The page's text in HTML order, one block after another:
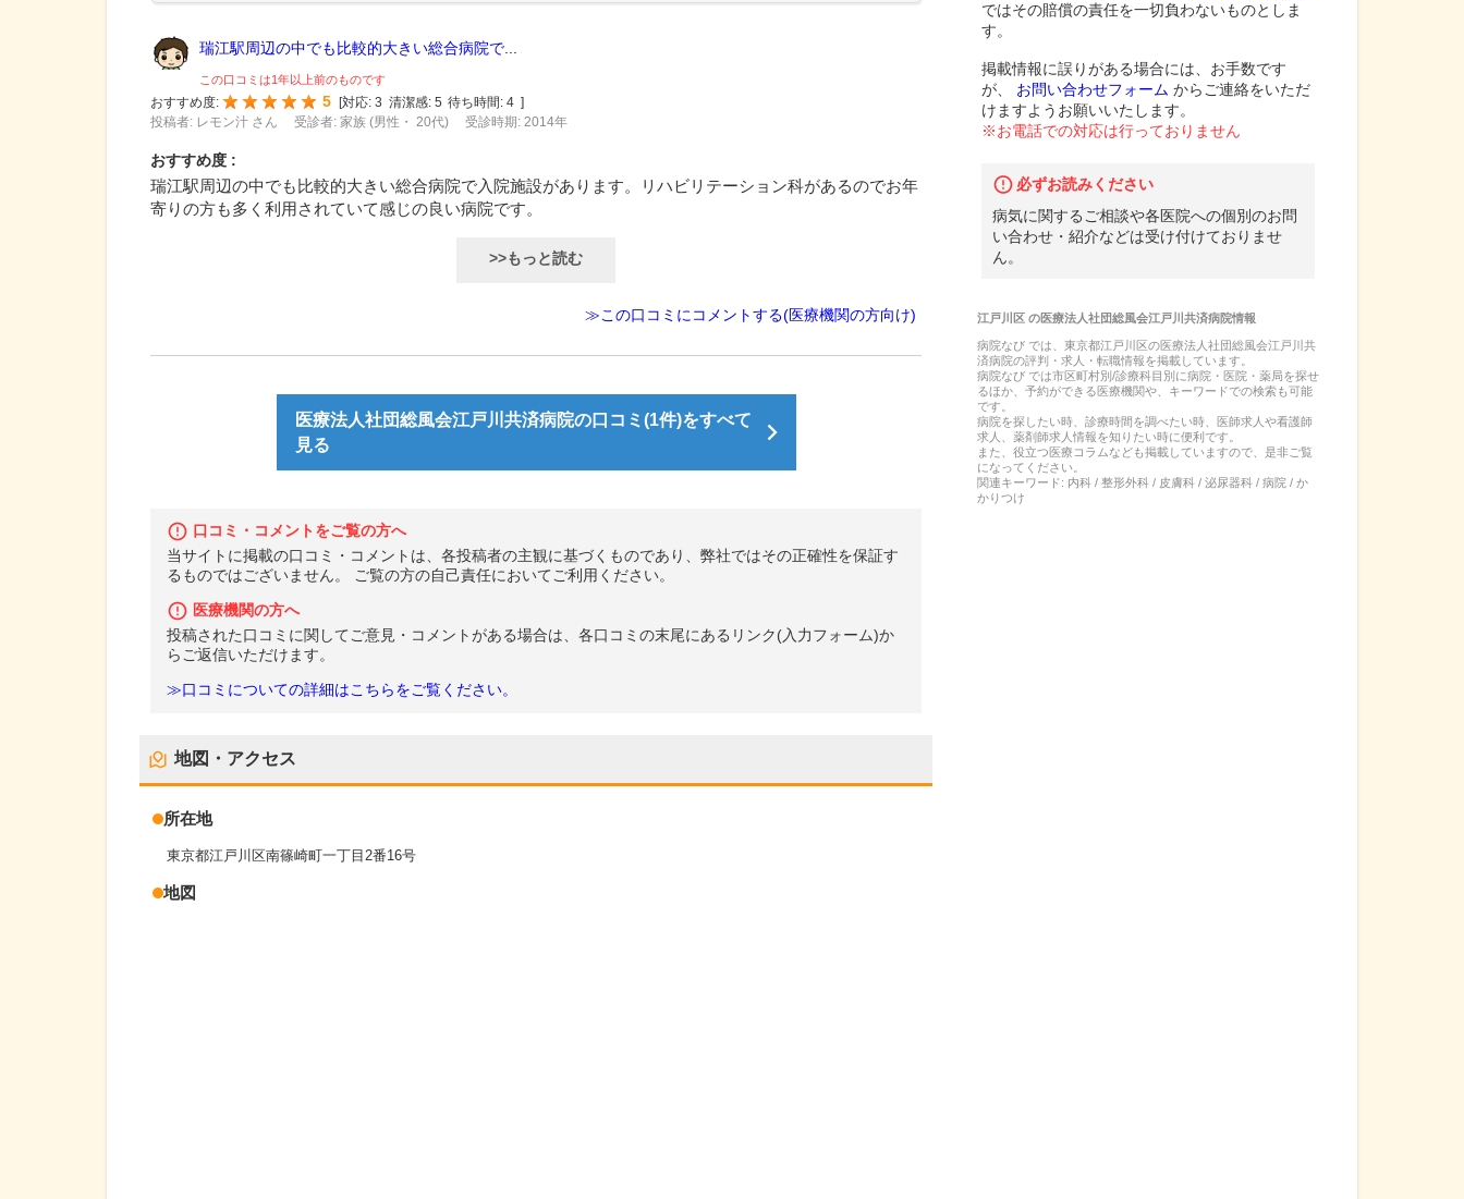
瑞江駅周辺の中でも比較的大きい総合病院で...
この口コミは1年以上前のものです
おすすめ度:
5 対応: 3 清潔感: 5 待ち時間: 4
投稿者: レモン汁 さん
受診者: 家族 (男性・ 20代) 受診時期: 2014年
おすすめ度 :
瑞江駅周辺の中でも比較的大きい総合病院で入院施設があります。リハビリテーション科があるのでお年
寄りの方も多く利用されていて感じの良い病院です。
>>もっと読む
≫この口コミにコメントする(医療機関の方向け)
医療法人社団総風会江戸川共済病院の口コミ(1件)をすべて
見る
口コミ・コメントをご覧の方へ
当サイトに掲載の口コミ・コメントは、各投稿者の主観に基づくものであり、弊社ではその正確性を保証す
るものではございません。 ご覧の方の自己責任においてご利用ください。
医療機関の方へ
投稿された口コミに関してご意見・コメントがある場合は、各口コミの末尾にあるリンク(入力フォーム)か
らご返信いただけます。
≫口コミについての詳細はこちらをご覧ください。
地図・アクセス
所在地
東京都江戸川区南篠崎町一丁目2番16号
地図
ではその賠償の責任を一切負わないものとしま
す。
掲載情報に誤りがある場合には、お手数です
が、
お問い合わせフォーム からご連絡をいただ
けますようお願いいたします。
※お電話での対応は行っておりません
必ずお読みください
病気に関するご相談や各医院への個別のお問
い合わせ・紹介などは受け付けておりませ
ん。
江戸川区の医療法人社団総風会江戸川共済病院情報
病院なび では、 東京都江戸川区の医療法人社団総風会江戸川共
済病院の評判・求人・転職情報を掲載しています。
病院なび では市区町村別/診療科目別に病院・医院・薬局を探せ
るほか、予約ができる医療機関や、キーワードでの検索も可能
です。
病院を探したい時、診療時間を調べたい時、医師求人や看護師
求人、薬剤師求人情報を知りたい時に便利です。
また、役立つ医療コラムなども掲載していますので、是非ご覧
になってください。
関連キーワード: 内科 / 整形外科 / 皮膚科 / 泌尿器科 / 病院 / か
かりつけ